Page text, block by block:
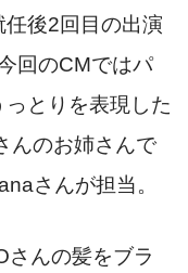
後2回目の出演
回のCMではパ
とりを表現した
んのお姉さんで
さんが担当。
さんの髪をブラ